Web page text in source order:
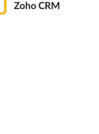
Zoho CRM